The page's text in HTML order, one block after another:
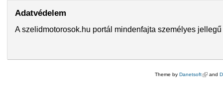
Adatvédelem
A szelidmotorosok.hu portál mindenfajta személyes
Theme by Danetsoft(külső
and